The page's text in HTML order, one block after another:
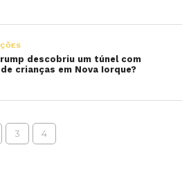
descobriu um túnel com
crianças em Nova Iorque?
3 4